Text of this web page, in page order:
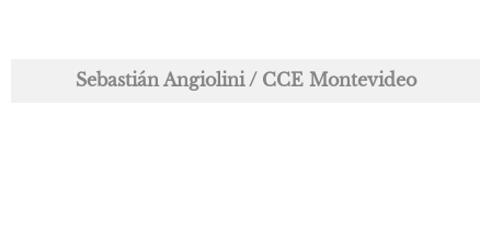
Sebastián Angiolini / CCE Montevideo